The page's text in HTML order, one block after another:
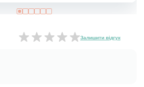
Залишити відгук